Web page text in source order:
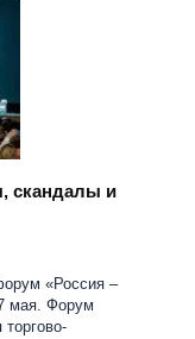
скандалы и
«Россия –
мая. Форум